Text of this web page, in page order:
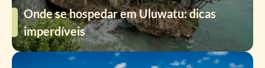
Onde se hospedar em Uluwatu: dicas
imperdíveis